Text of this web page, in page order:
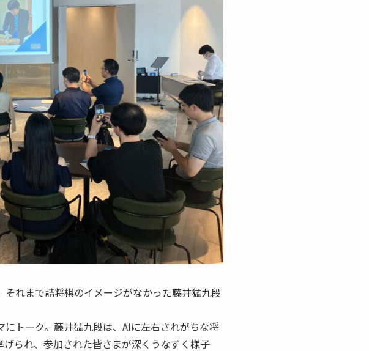
れまで詰将棋のイメージがなかった藤井猛九段
トーク。藤井猛九段は、AIに左右されがちな将
られ、参加された皆さまが深くうなずく様子